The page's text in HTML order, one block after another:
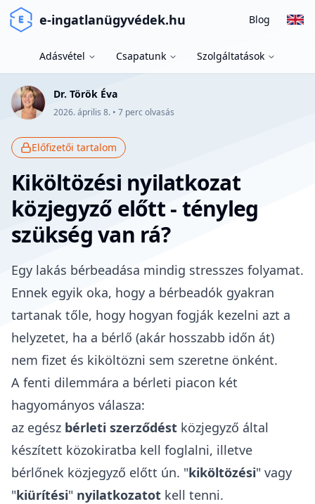
e-ingatlanügyvédek.hu Blog
Adásvétel Csapatunk Szolgáltatások
Dr. Török Éva
2026. április 8. • 7 perc olvasás
Előfizetői tartalom
Kiköltözési nyilatkozat
közjegyző előtt - tényleg
szükség van rá?
Egy lakás bérbeadása mindig stresszes folyamat.
Ennek egyik oka, hogy a bérbeadók gyakran
tartanak tőle, hogy hogyan fogják kezelni azt a
helyzetet, ha a bérlő (akár hosszabb időn át)
nem fizet és kiköltözni sem szeretne önként.
A fenti dilemmára a bérleti piacon két
hagyományos válasza:
az egész bérleti szerződést közjegyző által
készített közokiratba kell foglalni, illetve
bérlőnek közjegyző előtt ún. "kiköltözési" vagy
"kiürítési" nyilatkozatot kell tenni.